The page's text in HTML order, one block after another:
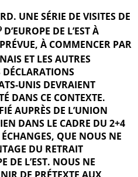
UNE SÉRIE DE VISITES DE
D’EUROPE DE L’EST À
À COMMENCER PAR
ET LES AUTRES
DÉCLARATIONS
UNIS DEVRAIENT
DANS CE CONTEXTE.
AUPRÈS DE L’UNION
DANS LE CADRE DU 2+4
QUE NOUS NE
DU RETRAIT
DE L’EST. NOUS NE